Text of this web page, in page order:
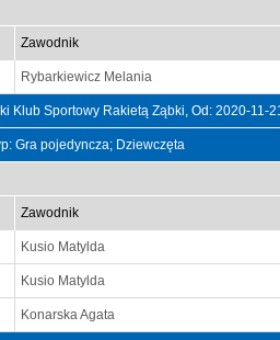
Zawodnik
Rybarkiewicz Melania
Klub Sportowy Rakietą Ząbki, Od: 2020-11-
Gra pojedyncza; Dziewczęta
Zawodnik
Kusio Matylda
Kusio Matylda
Konarska Agata